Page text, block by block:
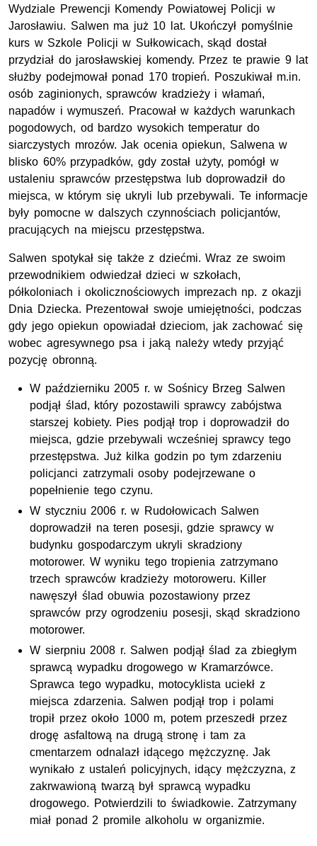
Wydziale Prewencji Komendy Powiatowej Policji w
Jarosławiu. Salwen ma już 10 lat. Ukończył pomyślnie
kurs w Szkole Policji w Sułkowicach, skąd dostał
przydział do jarosławskiej komendy. Przez te prawie 9 lat
służby podejmował ponad 170 tropień. Poszukiwał m.in.
osób zaginionych, sprawców kradzieży i włamań,
napadów i wymuszeń. Pracował w każdych warunkach
pogodowych, od bardzo wysokich temperatur do
siarczystych mrozów. Jak ocenia opiekun, Salwena w
blisko 60% przypadków, gdy został użyty, pomógł w
ustaleniu sprawców przestępstwa lub doprowadził do
miejsca, w którym się ukryli lub przebywali. Te informacje
były pomocne w dalszych czynnościach policjantów,
pracujących na miejscu przestępstwa.
Salwen spotykał się także z dziećmi. Wraz ze swoim
przewodnikiem odwiedzał dzieci w szkołach,
półkoloniach i okolicznościowych imprezach np. z okazji
Dnia Dziecka. Prezentował swoje umiejętności, podczas
gdy jego opiekun opowiadał dzieciom, jak zachować się
wobec agresywnego psa i jaką należy wtedy przyjąć
pozycję obronną.
W październiku 2005 r. w Sośnicy Brzeg Salwen
podjął ślad, który pozostawili sprawcy zabójstwa
starszej kobiety. Pies podjął trop i doprowadził do
miejsca, gdzie przebywali wcześniej sprawcy tego
przestępstwa. Już kilka godzin po tym zdarzeniu
policjanci zatrzymali osoby podejrzewane o
popełnienie tego czynu.
W styczniu 2006 r. w Rudołowicach Salwen
doprowadził na teren posesji, gdzie sprawcy w
budynku gospodarczym ukryli skradziony
motorower. W wyniku tego tropienia zatrzymano
trzech sprawców kradzieży motoroweru. Killer
nawęszył ślad obuwia pozostawiony przez
sprawców przy ogrodzeniu posesji, skąd skradziono
motorower.
W sierpniu 2008 r. Salwen podjął ślad za zbiegłym
sprawcą wypadku drogowego w Kramarzówce.
Sprawca tego wypadku, motocyklista uciekł z
miejsca zdarzenia. Salwen podjął trop i polami
tropił przez około 1000 m, potem przeszedł przez
drogę asfaltową na drugą stronę i tam za
cmentarzem odnalazł idącego mężczyznę. Jak
wynikało z ustaleń policyjnych, idący mężczyzna, z
zakrwawioną twarzą był sprawcą wypadku
drogowego. Potwierdzili to świadkowie. Zatrzymany
miał ponad 2 promile alkoholu w organizmie.